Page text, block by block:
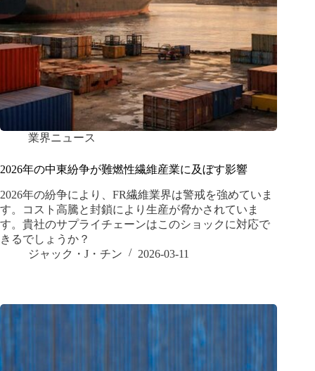
業界ニュース
2026年の中東紛争が難燃性繊維産業に及ぼす影響
2026年の紛争により、FR繊維業界は警戒を強めていま
す。コスト高騰と封鎖により生産が脅かされていま
す。貴社のサプライチェーンはこのショックに対応で
きるでしょうか？
ジャック・J・チン
2026-03-11